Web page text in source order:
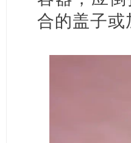
合的盖子